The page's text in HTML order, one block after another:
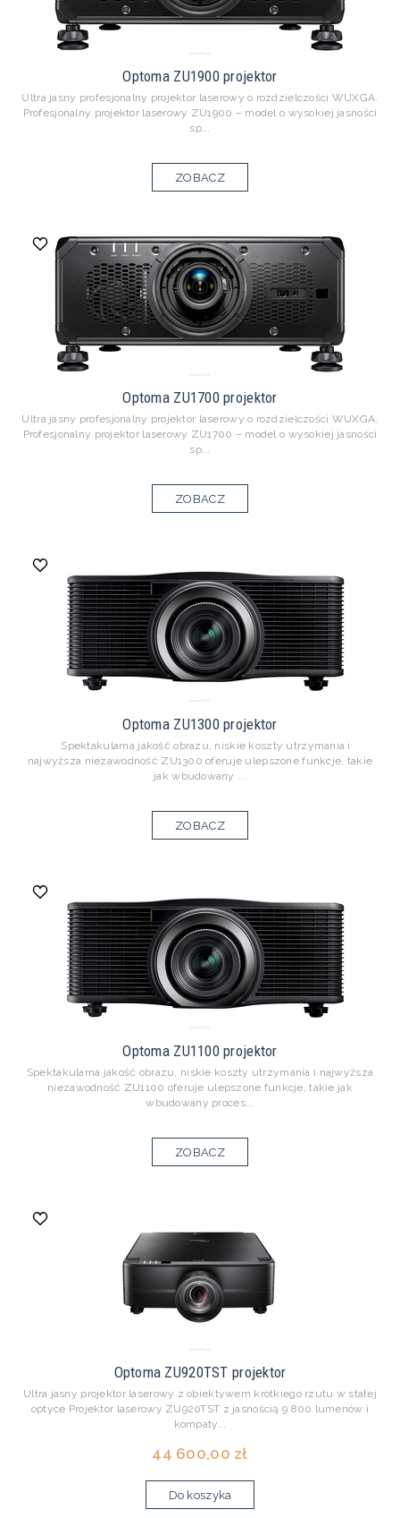
Optoma ZU1900 projektor
Ultra jasny profesjonalny projektor laserowy o rozdzielczości WUXGA.
Profesjonalny projektor laserowy ZU1900 – model o wysokiej jasności
sp...
ZOBACZ
Optoma ZU1700 projektor
Ultra jasny profesjonalny projektor laserowy o rozdzielczości WUXGA.
Profesjonalny projektor laserowy ZU1700 – model o wysokiej jasności
sp...
ZOBACZ
Optoma ZU1300 projektor
Spektakularna jakość obrazu, niskie koszty utrzymania i
najwyższa niezawodność ZU1300 oferuje ulepszone funkcje, takie
jak wbudowany ...
ZOBACZ
Optoma ZU1100 projektor
Spektakularna jakość obrazu, niskie koszty utrzymania i najwyższa
niezawodność ZU1100 oferuje ulepszone funkcje, takie jak
wbudowany proces...
ZOBACZ
Optoma ZU920TST projektor
Ultra jasny projektor laserowy z obiektywem krótkiego rzutu w stałej
optyce Projektor laserowy ZU920TST z jasnością 9 800 lumenów i
kompaty...
44 600,00 zł
Do koszyka